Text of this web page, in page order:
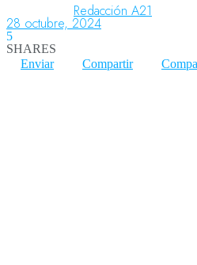
Redacción A21
28 octubre, 2024
5
SHARES
Enviar
Compartir